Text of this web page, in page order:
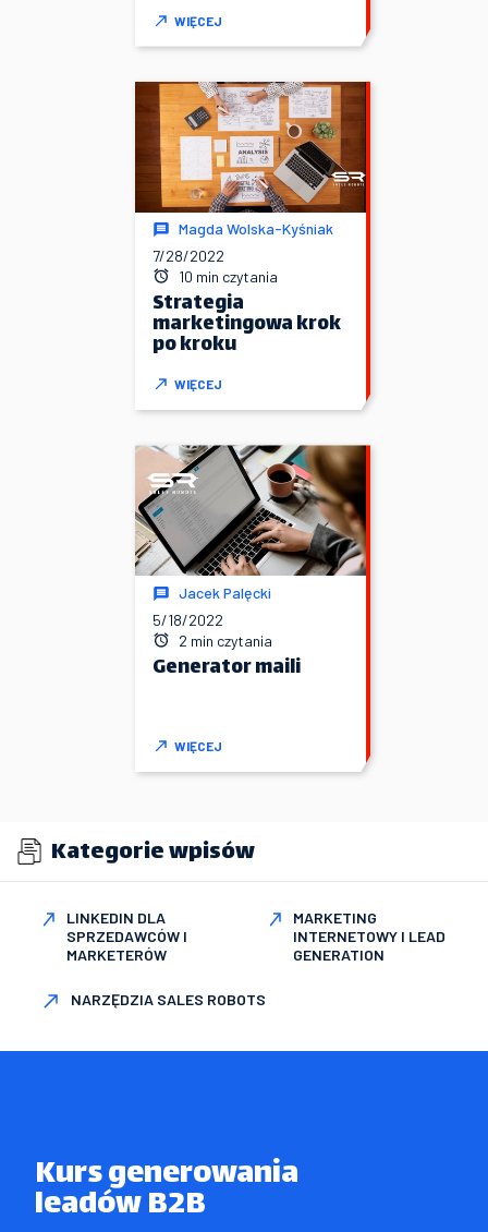
WIĘCEJ
Magda Wolska-Kyśniak
7/28/2022
10 min czytania
Strategia
marketingowa krok
po kroku
WIĘCEJ
Jacek Palęcki
5/18/2022
2 min czytania
Generator maili
WIĘCEJ
Kategorie wpisów
LINKEDIN DLA
SPRZEDAWCÓW I
MARKETERÓW
MARKETING
INTERNETOWY I LEAD
GENERATION
NARZĘDZIA SALES ROBOTS
Kurs generowania
leadów B2B